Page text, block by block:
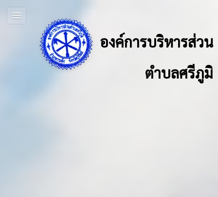
องค์การบริหารส่วน
ตำบลศรีภูมิ